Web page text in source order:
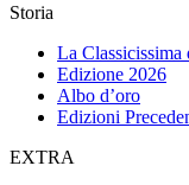
Storia
La Classicissima
Edizione 2026
Albo d’oro
Edizioni
EXTRA